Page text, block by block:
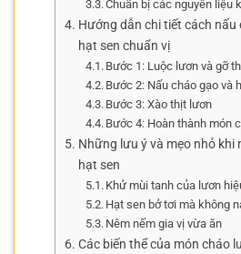
Chuẩn bị các nguyên liệu
Hướng dẫn chi tiết cách nấu
hạt sen chuẩn vị
Bước 1: Luộc lươn và gỡ
Bước 2: Nấu cháo gạo và
Bước 3: Xào thịt lươn
Bước 4: Hoàn thành món
Những lưu ý và mẹo nhỏ khi
hạt sen
Khử mùi tanh của lươn
Hạt sen bở tơi mà không
Nêm nếm gia vị vừa ăn
Các biến thể của món cháo